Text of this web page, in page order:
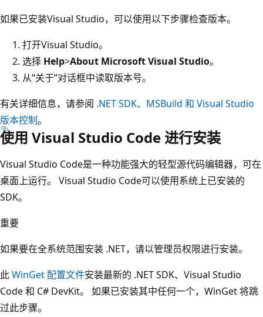
如果已安装Visual Studio，可以使用以下步骤检查版本。
打开Visual Studio。
选择 Help>About Microsoft Visual Studio。
从“关于”对话框中读取版本号。
有关详细信息，请参阅 .NET SDK、MSBuild 和 Visual Studio
版本控制。
使用 Visual Studio Code 进行安装
Visual Studio Code是一种功能强大的轻型源代码编辑器，可在
桌面上运行。 Visual Studio Code可以使用系统上已安装的
SDK。
重要
如果要在全系统范围安装 .NET，请以管理员权限进行安装。
此WinGet 配置文件安装最新的 .NET SDK、Visual Studio
Code 和 C# DevKit。 如果已安装其中任何一个，WinGet 将跳
过此步骤。